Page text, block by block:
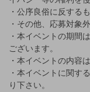
・公序良俗に反する
・その他、応募対象
・本イベントの期間
ございます。
・本イベントの内容
・本イベントに関す
り下さい。